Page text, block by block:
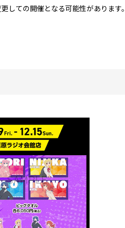
しての開催となる可能性があります。